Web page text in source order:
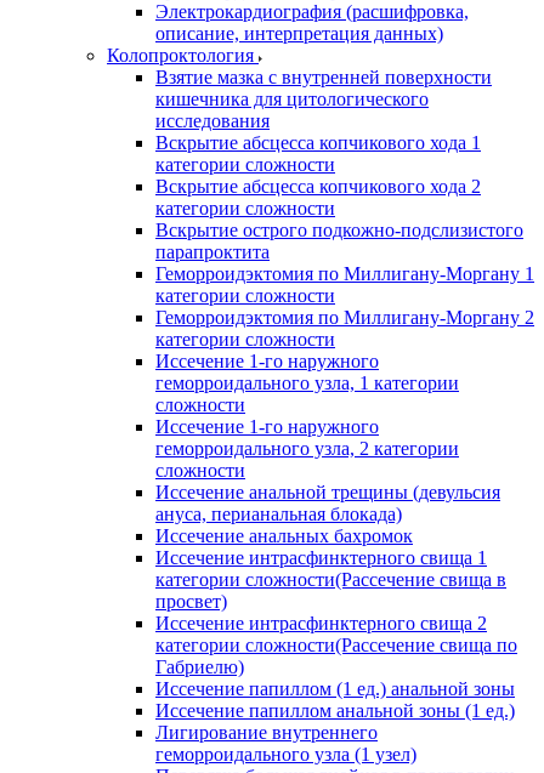
Электрокардиография (расшифровка,
описание, интерпретация данных)
Колопроктология
Взятие мазка с внутренней поверхности
кишечника для цитологического
исследования
Вскрытие абсцесса копчикового хода 1
категории сложности
Вскрытие абсцесса копчикового хода 2
категории сложности
Вскрытие острого подкожно-подслизистого
парапроктита
Геморроидэктомия по Миллигану-Моргану 1
категории сложности
Геморроидэктомия по Миллигану-Моргану 2
категории сложности
Иссечение 1-го наружного
геморроидального узла, 1 категории
сложности
Иссечение 1-го наружного
геморроидального узла, 2 категории
сложности
Иссечение анальной трещины (девульсия
ануса, перианальная блокада)
Иссечение анальных бахромок
Иссечение интрасфинктерного свища 1
категории сложности(Рассечение свища в
просвет)
Иссечение интрасфинктерного свища 2
категории сложности(Рассечение свища по
Габриелю)
Иссечение папиллом (1 ед.) анальной зоны
Иссечение папиллом анальной зоны (1 ед.)
Лигирование внутреннего
геморроидального узла (1 узел)